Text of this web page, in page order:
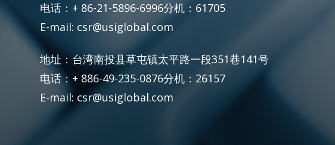
电话：+ 86-21-5896-6996分机：61705
E-mail: csr@usiglobal.com
地址：台湾南投县草屯镇太平路一段351巷141号
电话：+ 886-49-235-0876分机：26157
E-mail: csr@usiglobal.com